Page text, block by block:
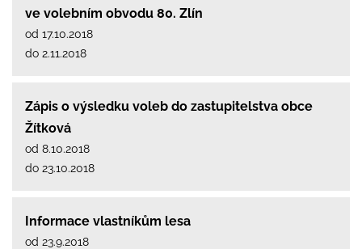
ve volebním obvodu 80. Zlín
od 17.10.2018
do 2.11.2018
Zápis o výsledku voleb do zastupitelstva obce
Žítková
od 8.10.2018
do 23.10.2018
Informace vlastníkům lesa
od 23.9.2018